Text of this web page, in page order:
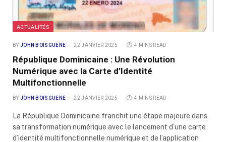
ACTUALITÉS
BY JOHN BOISGUENE 22 JANVIER 2025 4 MINS READ
République Dominicaine : Une Révolution
Numérique avec la Carte d’Identité
Multifonctionnelle
BY JOHN BOISGUENE 22 JANVIER 2025 4 MINS READ
La République Dominicaine franchit une étape majeure dans
sa transformation numérique avec le lancement d’une carte
d’identité multifonctionnelle numérique et de l’application